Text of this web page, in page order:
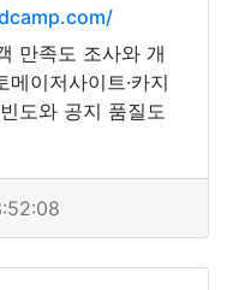
만족도 조사와 개
이저사이트·카지
도와 공지 품질도